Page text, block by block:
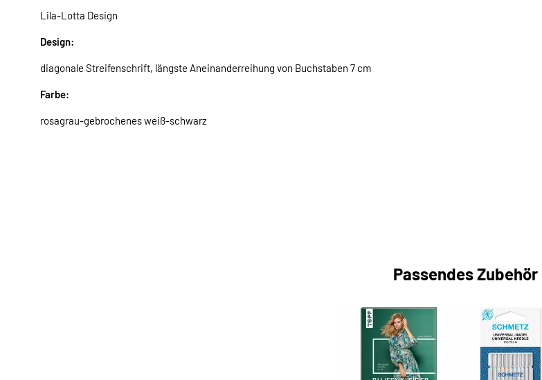
Lila-Lotta Design
Design:
diagonale Streifenschrift, längste Aneinanderreihung von Buchstaben 7 cm
Farbe:
rosagrau-gebrochenes weiß-schwarz
Passendes Zubehör